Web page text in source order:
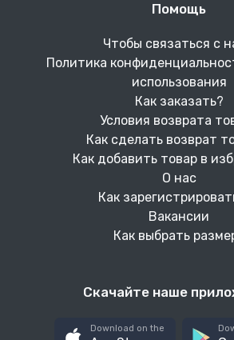
Помощь
Чтобы связаться с
Политика
использования
Как заказать?
Условия возврата
Как сделать возврат
Как добавить товар в
О нас
Как
Вакансии
Как выбрать
Скачайте наше
Download on the